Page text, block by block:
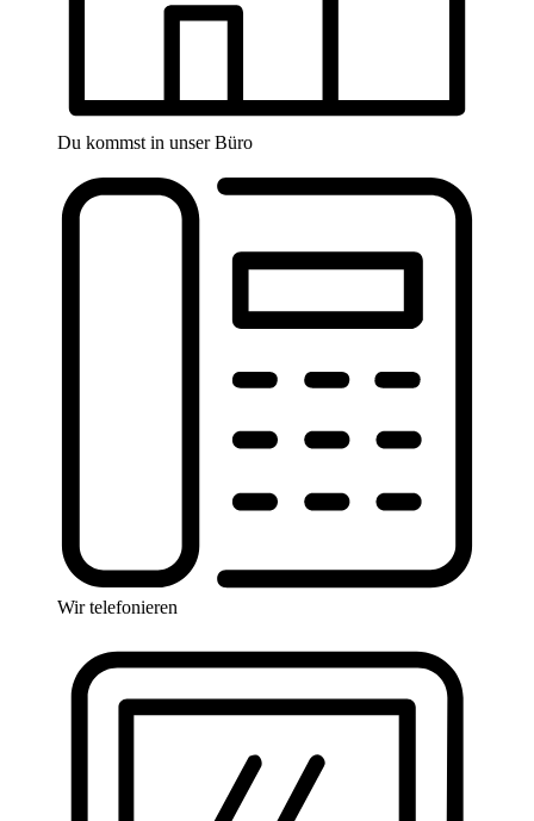
Du kommst in unser Büro
Wir telefonieren